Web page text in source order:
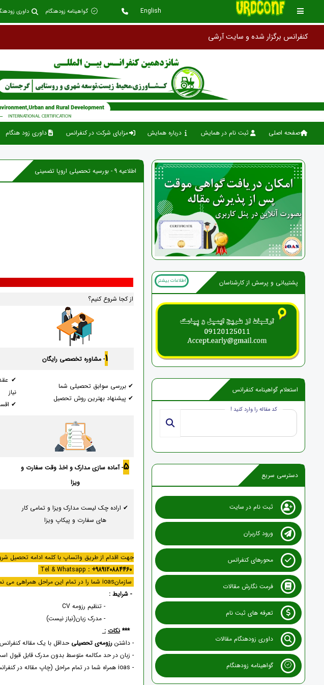
English گواهینامه زودهنگام داوری
کنفرانس برگزار شده و سایت آرشیو گردیده است. این سایت به ع
صفحه اصلی ثبت نام در همایش درباره همایش مزایای شرکت در کنفرانس داوری زود هنگام
پشتیبانی و پرسش از کارشناسان اطلاعات بیشتر
استعلام گواهینامه کنفرانس
کد مقاله را وارد کنید !
دسترسی سریع
ثبت نام در سایت
ورود کاربران
محورهای کنفرانس
فرمت نگارش مقالات
تعرفه های ثبت نام
داوری زودهنگام مقالات
گواهینامه زودهنگام
اطلاعیه 9 - بورسیه تحصیلی اروپا تضمینی
از کجا شروع کنیم؟
1- مشاوره تخصصی رایگان
✔ بررسی سوابق تحصیلی شما
✔ پیشنهاد بهترین روش تحصیل
✔
نیاز
✔
5- آماده سازی مدارک و اخذ وقت سفارت و
ویزا
✔ اراده چک لیست مدارک ویزا و تمامی کار
های سفارت و پیکاپ ویزا
جهت اقدام از طریق واتساپ با کلمه ادامه تحصیل
Tel & Whatsapp
: +989120884460
سازمانioas شما را در تمام این مراحل همراهی می نمائید.
- شرایط :
- تنظیم رزومه CV
- مدرک زبان(نیاز نیست)
***نکات :
- داشتن رزومه‌ی تحصیلی حداقل با یک مقاله
- زبان در حد مکالمه متوسط بدون مدرک قابل قبول
- ioas همراه شما در تمام مراحل (چاپ مقاله در کنفرانس و ژورنال)-(تنظیم cv و ترجمه در صورت نیاز)